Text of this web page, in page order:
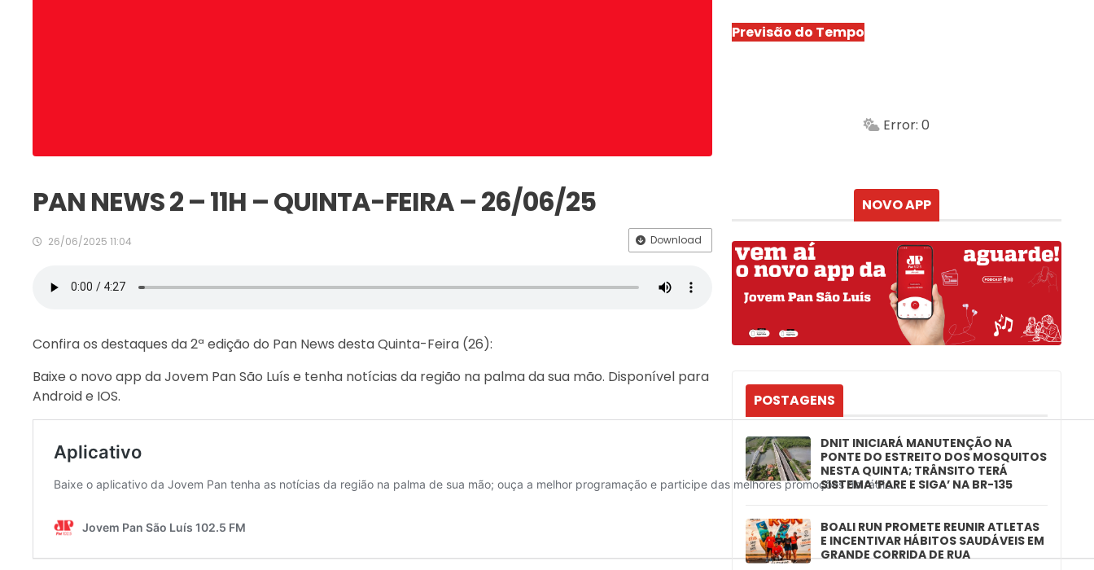
PAN NEWS 2 – 11H – QUINTA-FEIRA – 26/06/25
26/06/2025 11:04 Download
Confira os destaques da 2ª edição do Pan News desta Quinta-Feira (26):
Baixe o novo app da Jovem Pan São Luís e tenha notícias da região na palma da sua mão. Disponível para
Android e IOS.
Previsão do Tempo
Min.
Error: 0
NOVO APP
POSTAGENS
DNIT INICIARÁ MANUTENÇÃO NA
PONTE DO ESTREITO DOS MOSQUITOS
NESTA QUINTA; TRÂNSITO TERÁ
SISTEMA ‘PARE E SIGA’ NA BR-135
BOALI RUN PROMETE REUNIR ATLETAS
E INCENTIVAR HÁBITOS SAUDÁVEIS EM
GRANDE CORRIDA DE RUA